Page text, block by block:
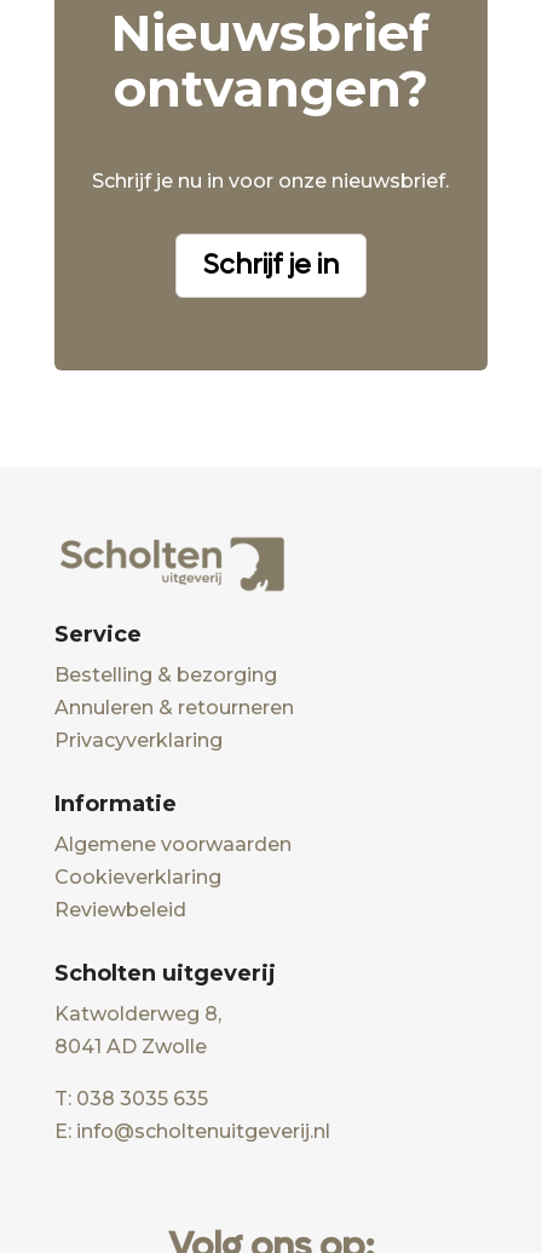
Nieuwsbrief
ontvangen?
Schrijf je nu in voor onze nieuwsbrief.
Schrijf je in
Service
Bestelling & bezorging
Annuleren & retourneren
Privacyverklaring
Informatie
Algemene voorwaarden
Cookieverklaring
Reviewbeleid
Scholten uitgeverij
Katwolderweg 8,
8041 AD Zwolle
T: 038 3035 635
E: info@scholtenuitgeverij.nl